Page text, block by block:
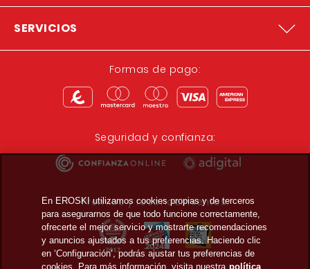
SERVICIOS
Formas de pago:
Seguridad y confianza:
Premios y reconocimientos:
En EROSKI utilizamos cookies propias y de terceros
para asegurarnos de que todo funcione correctamente,
ofrecerte el mejor servicio y mostrarte recomendaciones
y anuncios ajustados a tus preferencias. Haciendo clic
en ‘Configuración’, podrás ajustar tus preferencias de
cookies. Para más información, visita nuestra política